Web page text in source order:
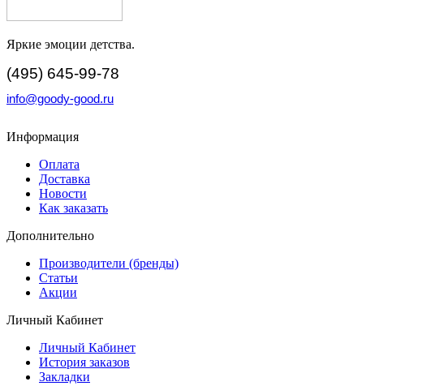
Яркие эмоции детства.
(495) 645-99-78
info@goody-good.ru
Информация
Оплата
Доставка
Новости
Как заказать
Дополнительно
Производители (бренды)
Статьи
Акции
Личный Кабинет
Личный Кабинет
История заказов
Закладки